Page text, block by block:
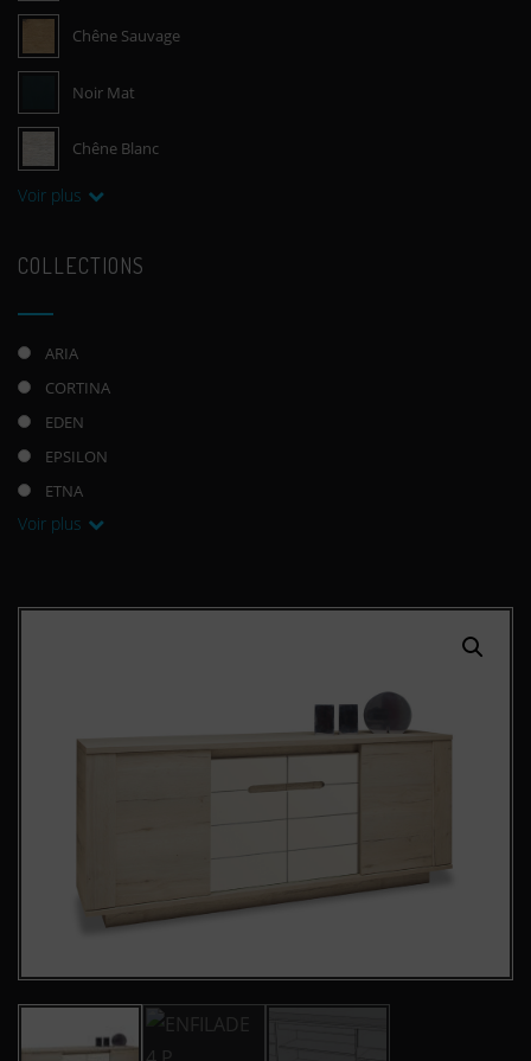
Chêne Sauvage
Noir Mat
Chêne Blanc
Voir plus
COLLECTIONS
ARIA
CORTINA
EDEN
EPSILON
ETNA
Voir plus